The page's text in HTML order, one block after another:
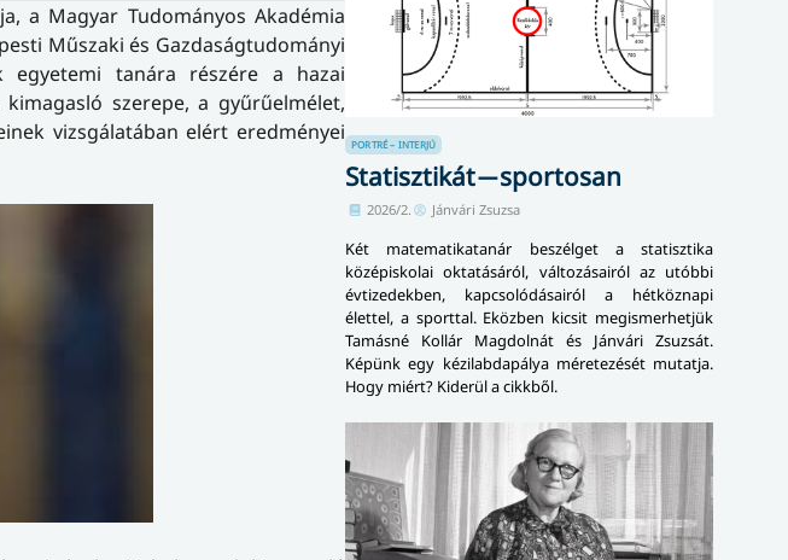
a Magyar Tudományos Akadémia
Műszaki és Gazdaság­tudományi
egyetemi tanára részére a hazai
szerepe, a gyűrűelmélet,
vizsgálatában elért eredményei
PORTRÉ – INTERJÚ
Statisztikát ̶ sportosan
2026/2. Jánvári Zsuzsa
Két matematikatanár beszélget a statisztika
középiskolai oktatásáról, változásairól az utóbbi
évtizedekben, kapcsolódásairól a hétköznapi
élettel, a sporttal. Eközben kicsit megismerhetjük
Tamásné Kollár Magdolnát és Jánvári Zsuzsát.
Képünk egy kézilabdapálya méretezését mutatja.
Hogy miért? Kiderül a cikkből.